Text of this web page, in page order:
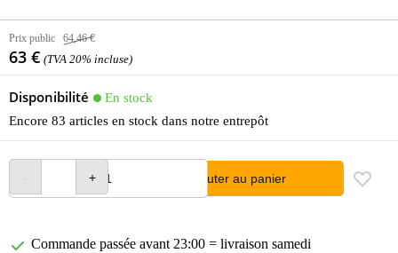
Prix public 64,46 €
63 € (TVA 20% incluse)
Disponibilité
En stock
Encore 83 articles en stock dans notre entrepôt
Ajouter au panier
Commande passée avant 23:00 = livraison samedi